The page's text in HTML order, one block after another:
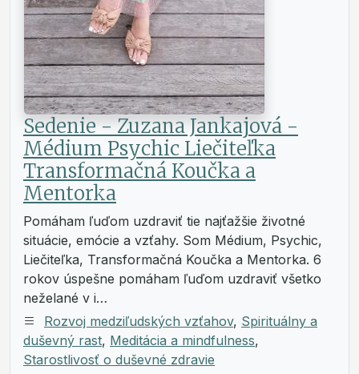
Sedenie - Zuzana Jankajová -
Médium Psychic Liečiteľka
Transformačná Koučka a
Mentorka
Pomáham ľuďom uzdraviť tie najťažšie životné
situácie, emócie a vzťahy. Som Médium, Psychic,
Liečiteľka, Transformačná Koučka a Mentorka. 6
rokov úspešne pomáham ľuďom uzdraviť všetko
neželané v i…
Rozvoj medziľudských vzťahov, Spirituálny a
duševný rast, Meditácia a mindfulness,
Starostlivosť o duševné zdravie